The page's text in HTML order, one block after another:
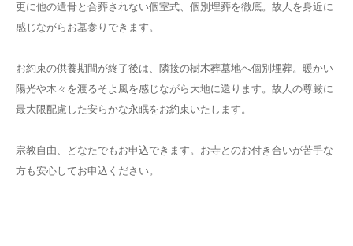
更に他の遺骨と合葬されない個室式、個別埋葬を徹底。故人を身近に
感じながらお墓参りできます。
お約束の供養期間が終了後は、隣接の樹木葬墓地へ個別埋葬。暖かい
陽光や木々を渡るそよ風を感じながら大地に還ります。故人の尊厳に
最大限配慮した安らかな永眠をお約束いたします。
宗教自由、どなたでもお申込できます。お寺とのお付き合いが苦手な
方も安心してお申込ください。